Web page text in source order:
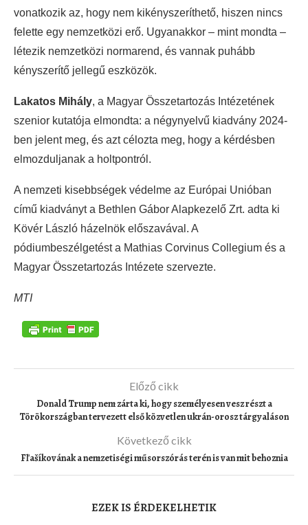
vonatkozik az, hogy nem kikényszeríthető, hiszen nincs
felette egy nemzetközi erő. Ugyanakkor – mint mondta –
létezik nemzetközi normarend, és vannak puhább
kényszerítő jellegű eszközök.
Lakatos Mihály, a Magyar Összetartozás Intézetének
szenior kutatója elmondta: a négynyelvű kiadvány 2024-
ben jelent meg, és azt célozta meg, hogy a kérdésben
elmozduljanak a holtpontról.
A nemzeti kisebbségek védelme az Európai Unióban
című kiadványt a Bethlen Gábor Alapkezelő Zrt. adta ki
Kövér László házelnök előszavával. A
pódiumbeszélgetést a Mathias Corvinus Collegium és a
Magyar Összetartozás Intézete szervezte.
MTI
Előző cikk
Donald Trump nem zárta ki, hogy személyesen vesz részt a
Törökországban tervezett első közvetlen ukrán-orosz tárgyaláson
Következő cikk
Fľašíkovának a nemzetiségi műsorszórás terén is van mit behoznia
EZEK IS ÉRDEKELHETIK